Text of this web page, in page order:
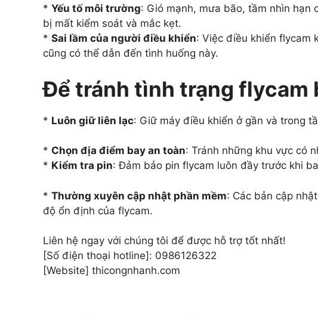
* Yếu tố môi trường: Gió mạnh, mưa bão, tầm nhìn hạn
bị mất kiểm soát và mắc kẹt.
* Sai lầm của người điều khiển: Việc điều khiển flycam
cũng có thể dẫn đến tình huống này.
Để tránh tình trạng flycam
* Luôn giữ liên lạc: Giữ máy điều khiển ở gần và trong
* Chọn địa điểm bay an toàn: Tránh những khu vực có
* Kiểm tra pin: Đảm bảo pin flycam luôn đầy trước khi
* Thường xuyên cập nhật phần mềm: Các bản cập
độ ổn định của flycam.
Liên hệ ngay với chúng tôi để được hỗ trợ tốt nhất!
[Số điện thoại hotline]: 0986126322
[Website] thicongnhanh.com